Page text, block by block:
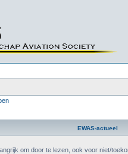
EWAS-actueel
om door te lezen, ook voor niet/